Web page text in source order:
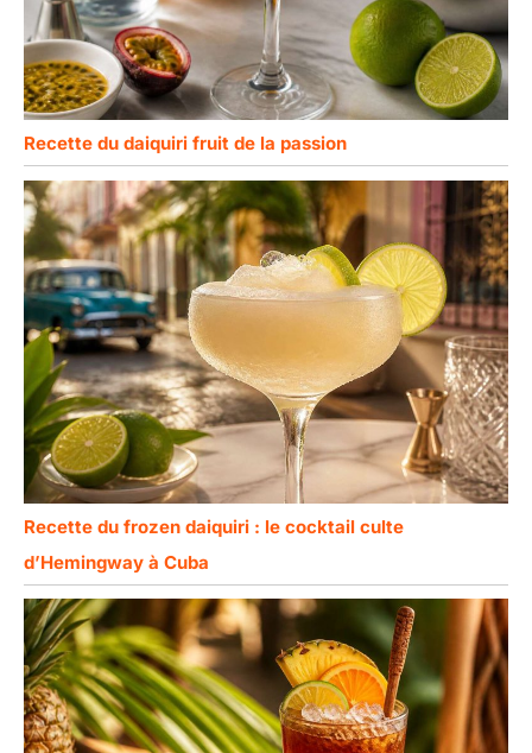
Recette du daiquiri fruit de la passion
Recette du frozen daiquiri : le cocktail culte
d’Hemingway à Cuba